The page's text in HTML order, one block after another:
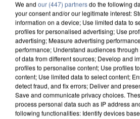
9h00
We and our (447) partnersdo the following
your consent and/or our legitimate interest:
information on a device; Use limited data to
profiles for personalised advertising; Use
advertising; Measure advertising
performance; Understand audiences
of data from different sources; Develop and
profiles to personalise content; Use profiles
content; Use limited data to select content;
detect fraud, and fix errors; Deliver and
Save and communicate privacy choices.
process personal data such as IP address
following functionalities: Identify devices